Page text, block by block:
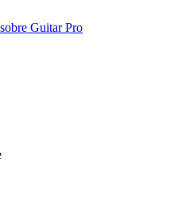
Guitar Pro